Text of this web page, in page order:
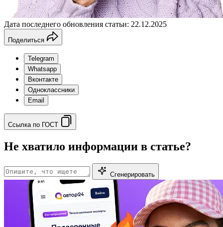
Дата последнего обновления статьи: 22.12.2025
Поделиться
Telegram
Whatsapp
Вконтакте
Одноклассники
Email
Ссылка по ГОСТ
Не хватило информации в статье?
Сгенерировать